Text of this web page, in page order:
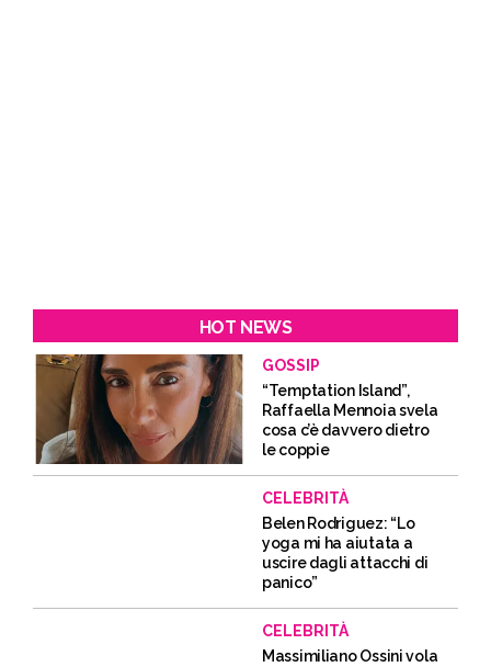
HOT NEWS
GOSSIP
“Temptation Island”,
Raffaella Mennoia svela
cosa c’è davvero dietro
le coppie
CELEBRITÀ
Belen Rodriguez: “Lo
yoga mi ha aiutata a
uscire dagli attacchi di
panico”
CELEBRITÀ
Massimiliano Ossini vola